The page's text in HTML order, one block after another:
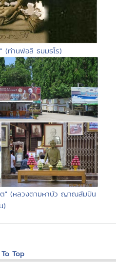
(ท่านพ่อลี ธมฺมธโร)
" (หลวงตามหาบัว ญาณสัมปัน
)
Top